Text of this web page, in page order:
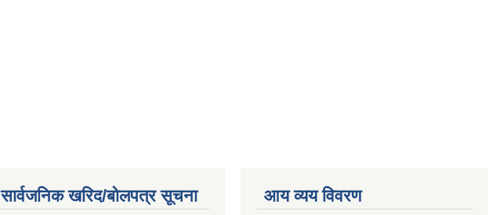
सार्वजनिक खरिद/बोलपत्र सूचना आय व्यय विवरण